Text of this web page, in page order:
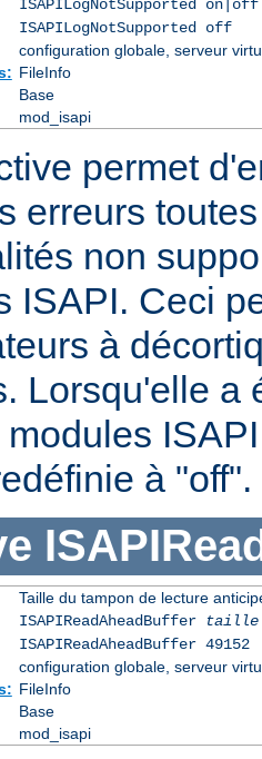
ISAPILogNotSupported on|off
ISAPILogNotSupported off
configuration globale, serveur
FileInfo
Base
mod_isapi
permet
erreurs
non
ISAPI. Ceci
à
Lorsqu'elle a
à "off".
Taille du tampon de lecture
ISAPIReadAheadBuffer
taille
ISAPIReadAheadBuffer 49152
configuration globale, serveur
FileInfo
Base
mod_isapi